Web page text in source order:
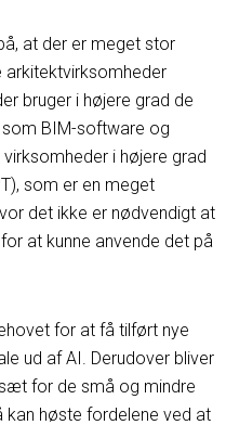
at der er meget stor
bruger i højere grad de
BIM-software og
i højere grad
som er en meget
det ikke er nødvendigt at
at kunne anvende det på
for at få tilført nye
ud af AI. Derudover bliver
for de små og mindre
kan høste fordelene ved at